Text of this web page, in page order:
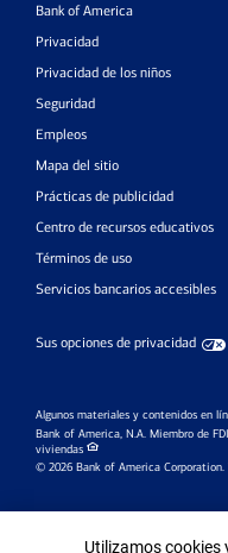
Bank of America
Privacidad
Privacidad de los niños
Seguridad
Empleos
Mapa del sitio
Prácticas de publicidad
Centro de recursos educativos
Términos de uso
Servicios bancarios accesibles
Sus opciones de privacidad
Algunos materiales y contenidos en
Bank of America, N.A. Miembro de
viviendas
© 2026 Bank of America Corporation.
Utilizamos